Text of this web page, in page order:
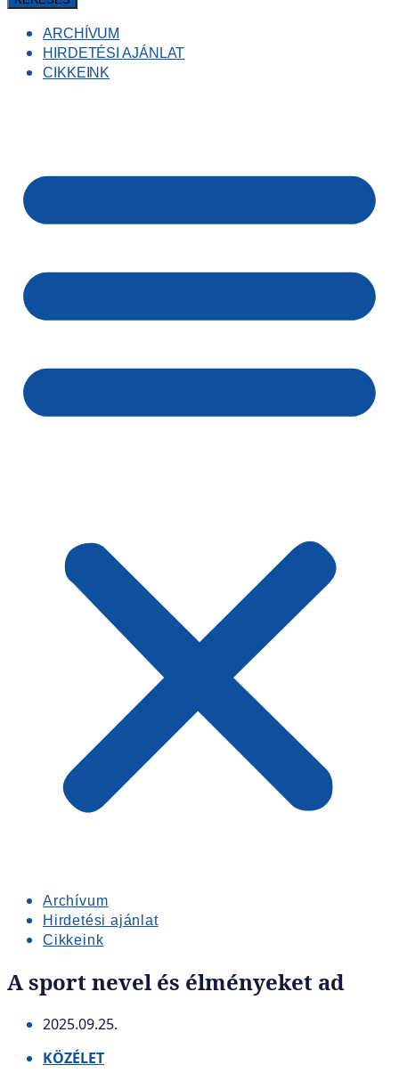
ARCHÍVUM
HIRDETÉSI AJÁNLAT
CIKKEINK
Archívum
Hirdetési ajánlat
Cikkeink
A sport nevel és élményeket ad
2025.09.25.
KÖZÉLET